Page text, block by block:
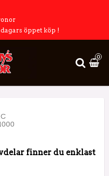
dagars öppet köp !
0
finner du enklast